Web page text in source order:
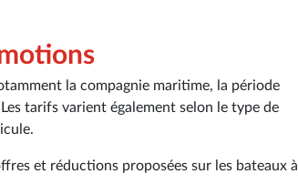
la compagnie maritime, la période
tarifs varient également selon le type de
et réductions proposées sur les bateaux à